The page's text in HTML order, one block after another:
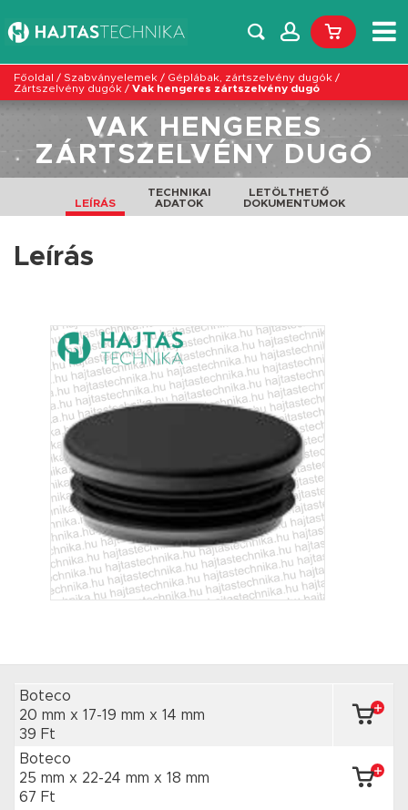
Főoldal / Szabványelemek / Géplábak, zártszelvény dugók /
Zártszelvény dugók / Vak hengeres zártszelvény dugó
VAK HENGERES
ZÁRTSZELVÉNY DUGÓ
LEÍRÁS
TECHNIKAI
ADATOK
LETÖLTHETŐ
DOKUMENTUMOK
Leírás
Boteco
20 mm x 17-19 mm x 14 mm
39 Ft
Boteco
25 mm x 22-24 mm x 18 mm
67 Ft